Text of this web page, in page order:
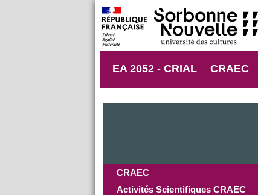
EA 2052 - CRIAL CRAEC
CRAEC
Activités Scientifiques CRAEC